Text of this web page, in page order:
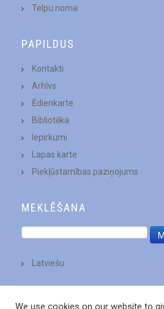
Telpu noma
PAPILDUS
Kontakti
Arhīvs
Ēdienkarte
Bibliotēka
Iepirkumi
Lapas karte
Piekļūstamības paziņojums
MEKLĒŠANA
Latviešu
We use cookies on our website to